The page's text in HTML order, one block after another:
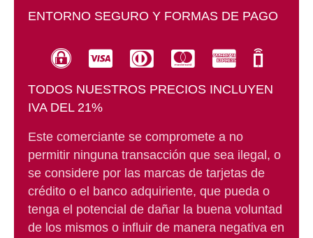
ENTORNO SEGURO Y FORMAS DE PAGO
Entorno seguro SSL BIZUM
TODOS NUESTROS PRECIOS INCLUYEN
IVA DEL 21%
Este comerciante se compromete a no
permitir ninguna transacción que sea ilegal, o
se considere por las marcas de tarjetas de
crédito o el banco adquiriente, que pueda o
tenga el potencial de dañar la buena voluntad
de los mismos o influir de manera negativa en